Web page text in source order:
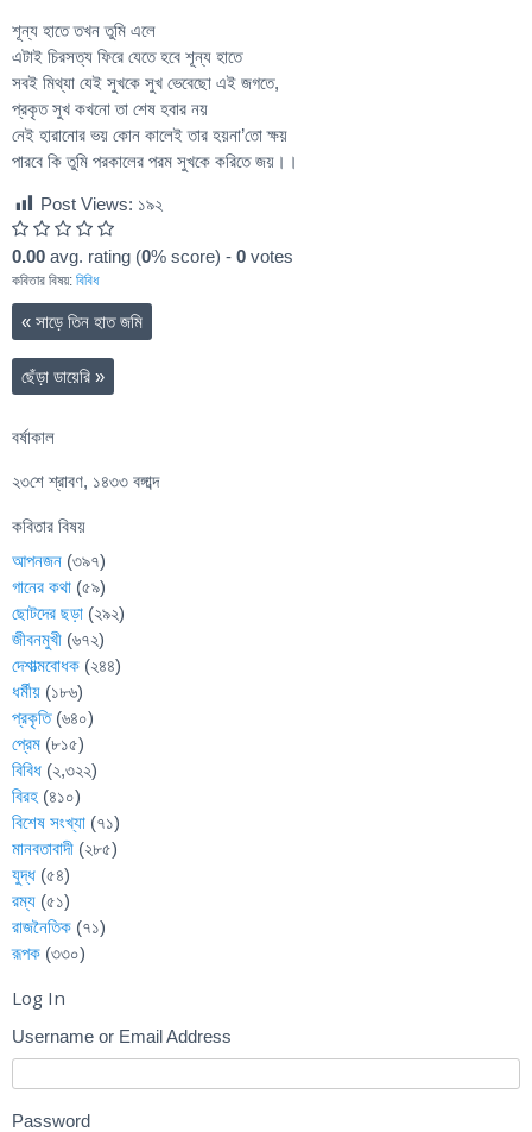
শূন্য হাতে তখন তুমি এলে
এটাই চিরসত্য ফিরে যেতে হবে শূন্য হাতে
সবই মিথ্যা যেই সুখকে সুখ ভেবেছো এই জগতে,
প্রকৃত সুখ কখনো তা শেষ হবার নয়
নেই হারানোর ভয় কোন কালেই তার হয়না’তো ক্ষয়
পারবে কি তুমি পরকালের পরম সুখকে করিতে জয়।।
Post Views: ১৯২
0.00 avg. rating (0% score) - 0 votes
কবিতার বিষয়: বিবিধ
« সাড়ে তিন হাত জমি
ছেঁড়া ডায়েরি »
বর্ষাকাল
২৩শে শ্রাবণ, ১৪৩৩ বঙ্গাব্দ
কবিতার বিষয়
আপনজন (৩৯৭)
গানের কথা (৫৯)
ছোটদের ছড়া (২৯২)
জীবনমুখী (৬৭২)
দেশাত্মবোধক (২৪৪)
ধর্মীয় (১৮৬)
প্রকৃতি(৬৪০)
প্রেম (৮১৫)
বিবিধ (২,৩২২)
বিরহ (৪১০)
বিশেষ সংখ্যা (৭১)
মানবতাবাদী (২৮৫)
যুদ্ধ (৫৪)
রম্য (৫১)
রাজনৈতিক (৭১)
রূপক (৩৩০)
Log In
Username or Email Address
Password